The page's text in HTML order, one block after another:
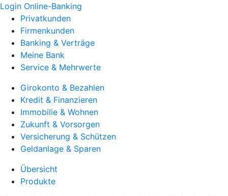
Login Online-Banking
Privatkunden
Firmenkunden
Banking & Verträge
Meine Bank
Service & Mehrwerte
Girokonto & Bezahlen
Kredit & Finanzieren
Immobilie & Wohnen
Zukunft & Vorsorgen
Versicherung & Schützen
Geldanlage & Sparen
Übersicht
Produkte